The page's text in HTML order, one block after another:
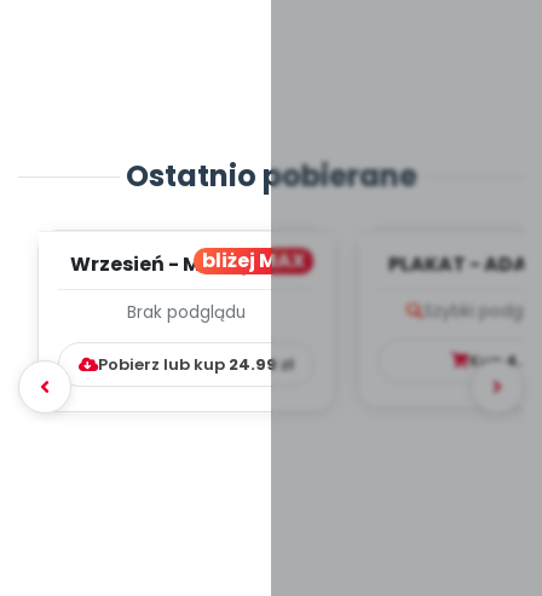
Ostatnio pobierane
bliżej MAX
Wrzesień - MIESIĘCZNY
WYCHOWAWCZO –
DYDAKTYC...
Brak podglądu
Pobierz lub kup 24.99zł
PLAKAT -
Szybki
Kup